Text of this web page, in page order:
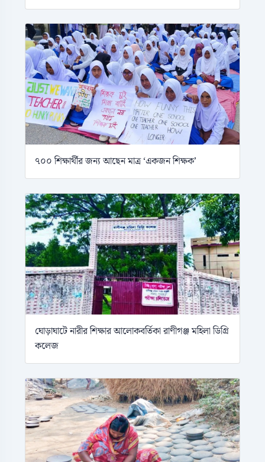
৭০০ শিক্ষার্থীর জন্য আছেন মাত্র ‘একজন শিক্ষক’
ঘোড়াঘাটে নারীর শিক্ষার আলোকবর্তিকা রাণীগঞ্জ মহিলা ডিগ্রি
কলেজ